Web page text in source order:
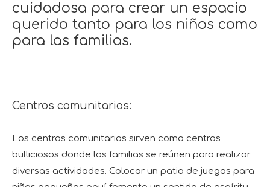
cuidadosa para crear un espacio
querido tanto para los niños como
para las familias.
Centros comunitarios:
Los centros comunitarios sirven como centros
bulliciosos donde las familias se reúnen para realizar
diversas actividades. Colocar un patio de juegos para